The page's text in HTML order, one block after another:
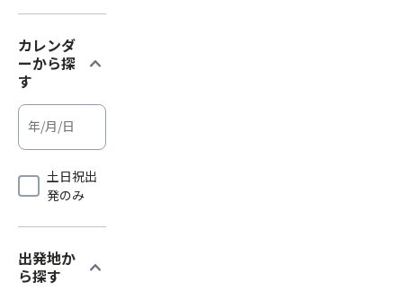
カレンダ
ーから探
す
expand_more
土日祝出
発のみ
出発地か
ら探す
expand_more